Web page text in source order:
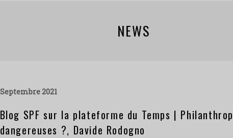
NEWS
septembre 2021
Blog SPF sur la plateforme du Temps |
dangereuses ?, Davide Rodogno